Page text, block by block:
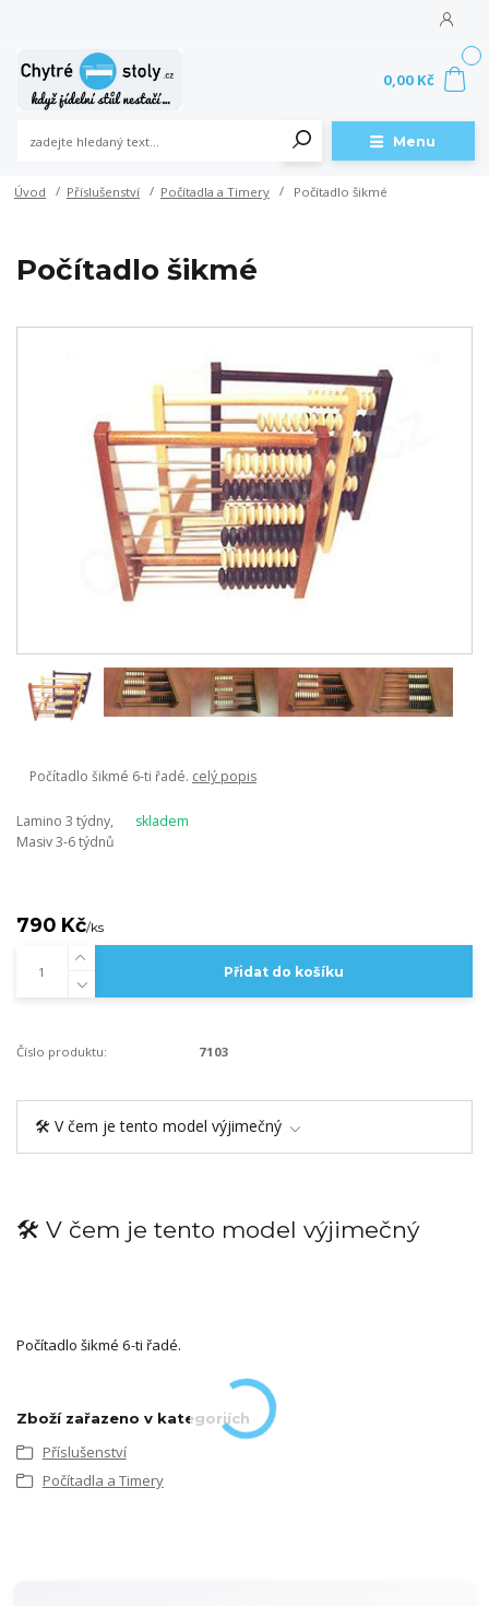
Menu
0,00 Kč
Úvod Příslušenství Počítadla a Timery Počítadlo šikmé
Počítadlo šikmé
Počítadlo šikmé 6-ti řadé. celý popis
Lamino 3 týdny,
Masiv 3-6 týdnů
skladem
790 Kč/ks
Přidat do košíku
Číslo produktu: 7103
🛠️ V čem je tento model výjimečný
🛠️ V čem je tento model výjimečný
Počítadlo šikmé 6-ti řadé.
Zboží zařazeno v kategoriích
Příslušenství
Počítadla a Timery